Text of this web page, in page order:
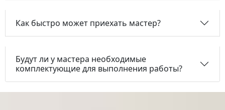
Как быстро может приехать мастер?
Будут ли у мастера необходимые
комплектующие для выполнения работы?